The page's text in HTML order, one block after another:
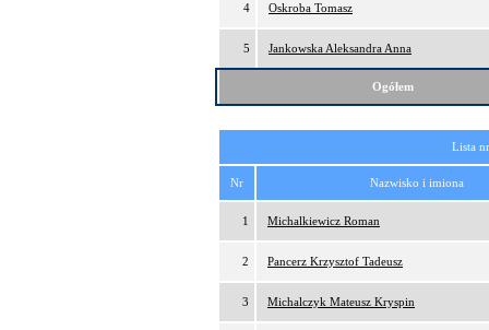
4 Oskroba Tomasz
5 Jankowska Aleksandra Anna
Ogółem
Lista
Nr Nazwisko i imiona
1 Michalkiewicz Roman
2 Pancerz Krzysztof Tadeusz
3 Michalczyk Mateusz Kryspin